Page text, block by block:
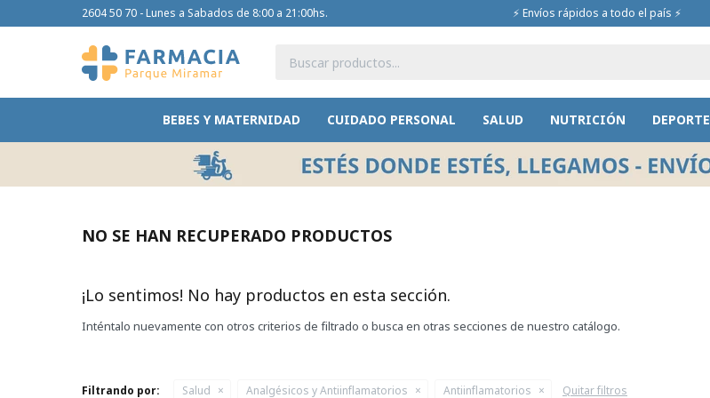
BEBES Y MATERNIDAD CUIDADO PERSONAL SALUD NUTRICIÓN DEPORTE
2604 50 70 - Lunes a Sabados de 8:00 a 21:00hs. ⚡ Envíos rápidos a todo el país ⚡
NO SE HAN RECUPERADO PRODUCTOS
¡Lo sentimos! No hay productos en esta sección.
Inténtalo nuevamente con otros criterios de filtrado o busca en otras secciones de nuestro catálogo.
Filtrando por: Salud Analgésicos y Antiinflamatorios Antiinflamatorios Quitar filtros